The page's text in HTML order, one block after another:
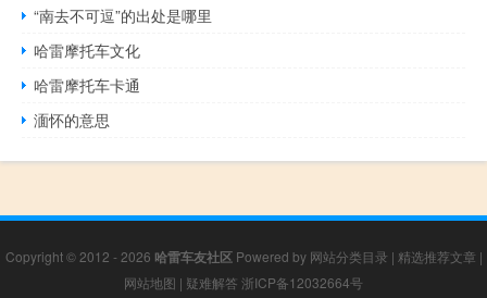
“南去不可逗”的出处是哪里
哈雷摩托车文化
哈雷摩托车卡通
湎怀的意思
Copyright © 2012 - 2026 哈雷车友社区Powered by 网站分类目录 | 精选推荐文章 |
网站地图 | 疑难解答 浙ICP备12032664号